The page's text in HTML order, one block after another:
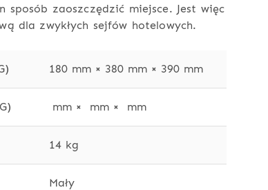
zaoszczędzić miejsce. Jest więc
dla zwykłych sejfów hotelowych.
180 mm × 380 mm × 390 mm
mm ×  mm ×  mm
14 kg
Mały